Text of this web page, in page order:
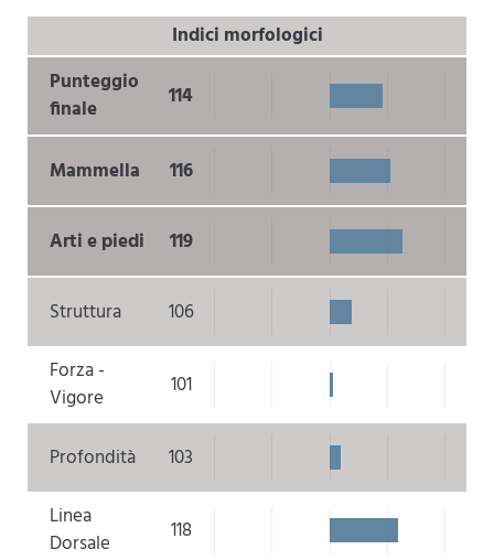
Indici morfologici
Punteggio
finale
114
Mammella 116
Arti e piedi 119
Struttura
106
Forza -
Vigore
101
Profondità
103
Linea
Dorsale
118